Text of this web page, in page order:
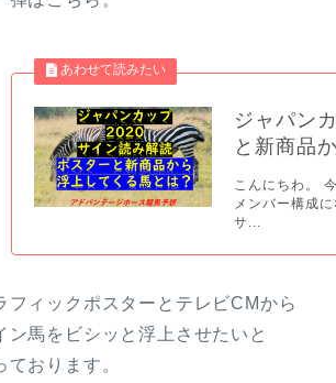
ジャパン
と新商品
こんにちわ。
メンバー構成
サ...
フィックポスターとテレビCMから
ン馬をビシッと浮上させたいと
ております。